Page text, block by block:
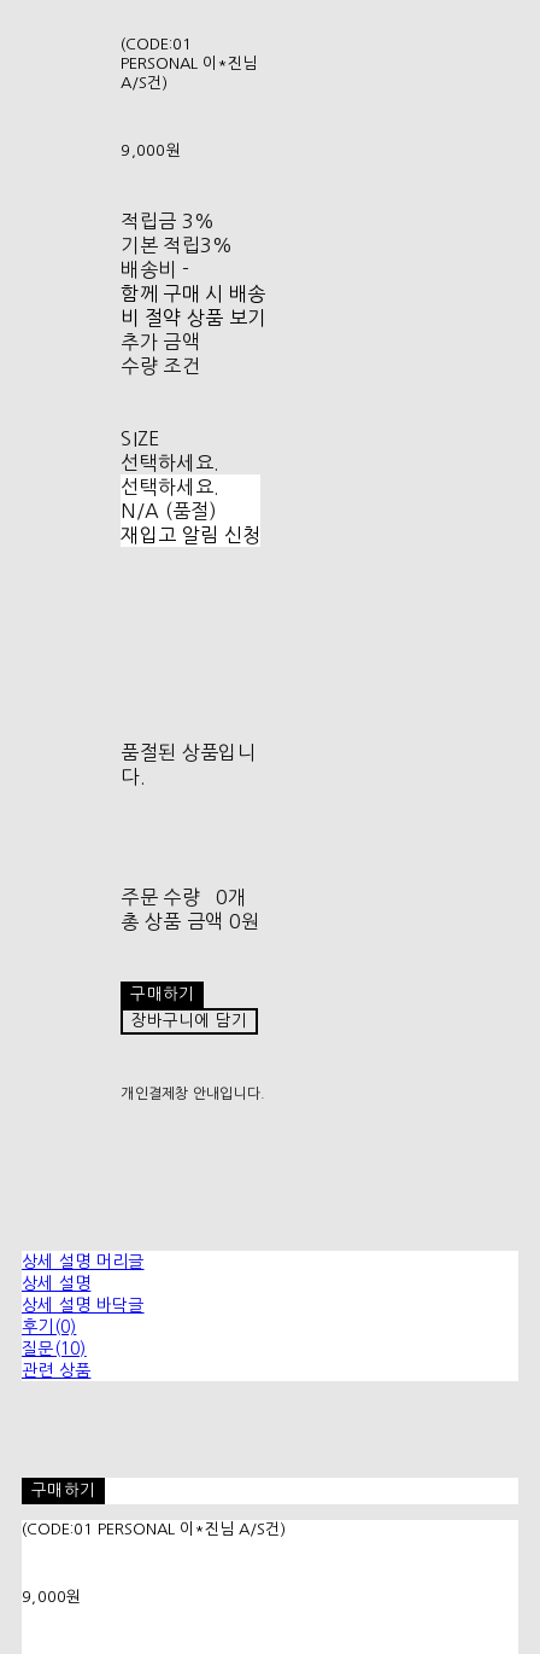
(CODE:01
PERSONAL 이*진님
A/S건)
9,000원
적립금 3%
기본 적립3%
배송비 -
함께 구매 시 배송
비 절약 상품 보기
추가 금액
수량 조건
SIZE
선택하세요.
선택하세요.
N/A (품절)
재입고 알림 신청
품절된 상품입니
다.
주문 수량
0개
총 상품 금액 0원
구매하기
장바구니에 담기
개인결제창 안내입니다.
상세 설명 머리글
상세 설명
상세 설명 바닥글
후기(0)
질문(10)
관련 상품
구매하기
(CODE:01 PERSONAL 이*진님 A/S건)
9,000원